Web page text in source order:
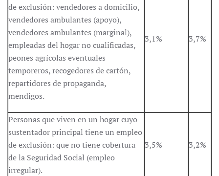
de exclusión: vendedores a domicilio,
vendedores ambulantes (apoyo),
vendedores ambulantes (marginal),
empleadas del hogar no cualificadas,
peones agrícolas eventuales
temporeros, recogedores de cartón,
repartidores de propaganda,
mendigos.
3,1% 3,7%
Personas que viven en un hogar cuyo
sustentador principal tiene un empleo
de exclusión: que no tiene cobertura
de la Seguridad Social (empleo
irregular).
3,5% 3,2%